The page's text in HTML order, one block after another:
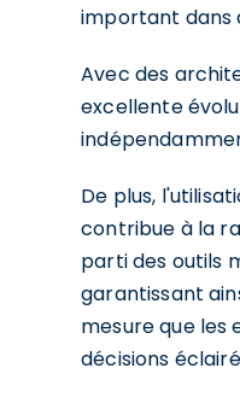
important dans
Avec des
excellente
De plus,
contribue à la
parti des outils
garantissant
mesure que
décisions